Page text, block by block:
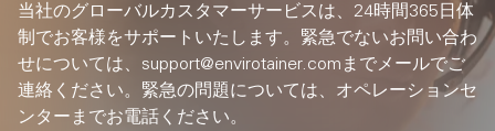
当社のグローバルカスタマーサービスは、24時間365日体
制でお客様をサポートいたします。緊急でないお問い合わ
せについては、support@envirotainer.comまでメールでご
連絡ください。緊急の問題については、オペレーションセ
ンターまでお電話ください。